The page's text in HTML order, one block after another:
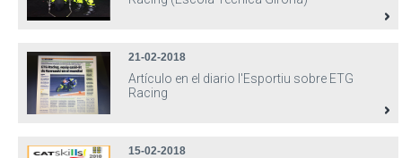
21-02-2018
Artículo en el diario l'Esportiu sobre ETG
Racing
15-02-2018